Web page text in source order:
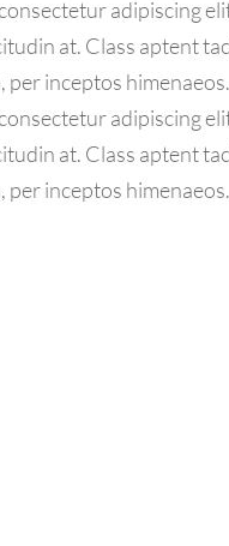
adipiscing
at. Class aptent
inceptos himenaeos.
adipiscing
at. Class aptent
inceptos himenaeos.